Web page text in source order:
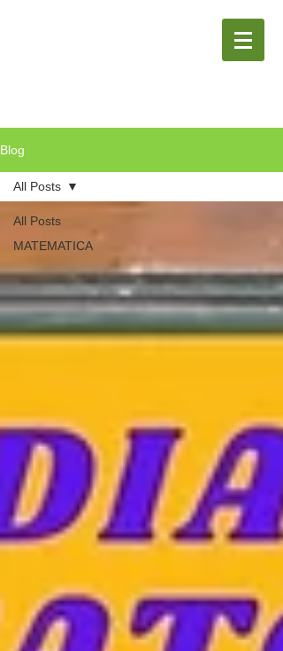
Blog
All Posts
MATEMATICA
All Posts